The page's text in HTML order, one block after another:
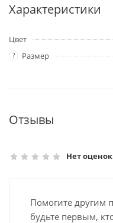
Характеристики
Цвет
? Размер
Отзывы
Нет оценок
Помогите другим
будьте первым,